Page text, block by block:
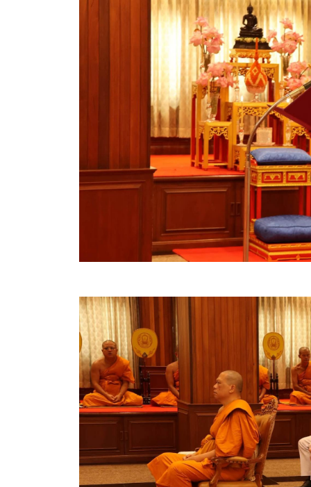
รายงานผู้ใช้บริการกล้อง CCTV
นโยบายคุ้มครองข้อมูลส่วนบุคคล
มาตรฐานกำหนดตำแหน่ง
ประกาศแผนการจัดซื้อจัดจ้าง
รายงานผลการจัดซื้อจัดจ้างประจำปีงบประมาณ
สรุปผลการดำเนินงานจัดซื้อจัดจ้างในรอบเดือน (สข
ประกาศผู้ชนะการเสนอราคา
ประกาศราคากลาง
ประกาศเชิญชวนประกวดราคา (e-bidding)